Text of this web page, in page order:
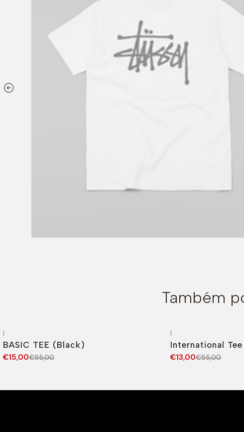
Também
|
BASIC TEE (Black)
€15,00€55,00
|
International
€13,00€55,00